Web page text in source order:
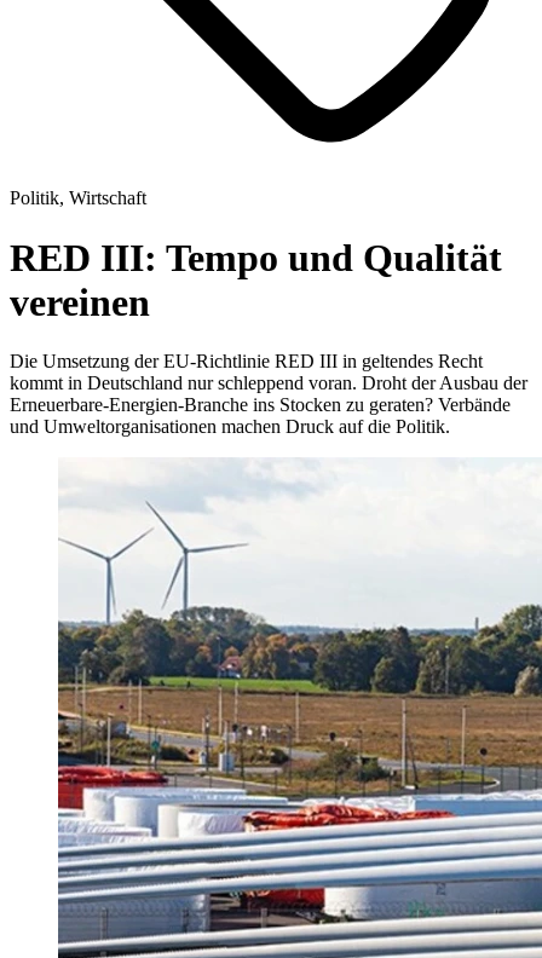
Politik, Wirtschaft
RED III: Tempo und Qualität
vereinen
Die Umsetzung der EU-Richtlinie RED III in geltendes Recht
kommt in Deutschland nur schleppend voran. Droht der Ausbau der
Erneuerbare-Energien-Branche ins Stocken zu geraten? Verbände
und Umweltorganisationen machen Druck auf die Politik.